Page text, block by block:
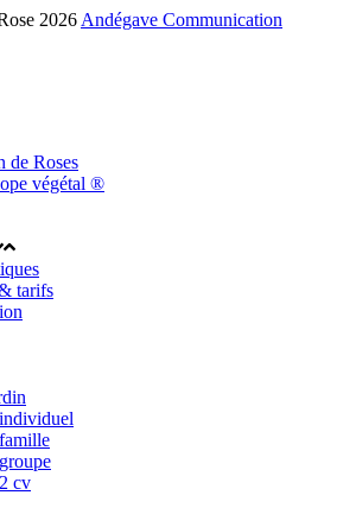
2026 Andégave Communication
de Roses
végétal ®
tarifs
cv